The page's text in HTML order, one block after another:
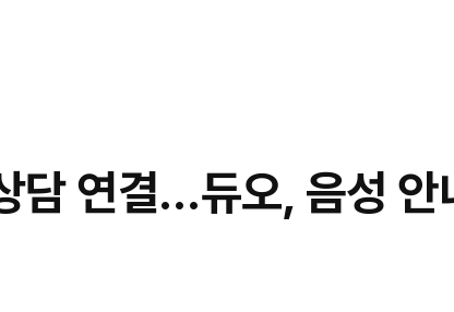
담 연결…듀오, 음성 안